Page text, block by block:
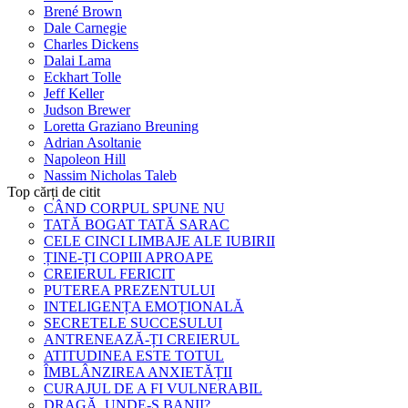
Brené Brown
Dale Carnegie
Charles Dickens
Dalai Lama
Eckhart Tolle
Jeff Keller
Judson Brewer
Loretta Graziano Breuning
Adrian Asoltanie
Napoleon Hill
Nassim Nicholas Taleb
Top cărți de citit
CÂND CORPUL SPUNE NU
TATĂ BOGAT TATĂ SARAC
CELE CINCI LIMBAJE ALE IUBIRII
ȚINE-ȚI COPIII APROAPE
CREIERUL FERICIT
PUTEREA PREZENTULUI
INTELIGENȚA EMOȚIONALĂ
SECRETELE SUCCESULUI
ANTRENEAZĂ-ȚI CREIERUL
ATITUDINEA ESTE TOTUL
ÎMBLÂNZIREA ANXIETĂȚII
CURAJUL DE A FI VULNERABIL